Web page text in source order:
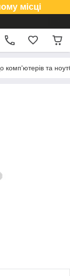
місці
комп'ютерів та